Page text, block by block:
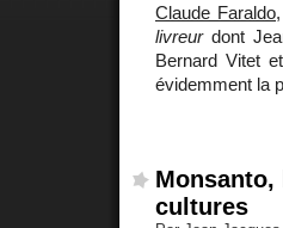
Claude Faraldo
livreurdont
Bernard Vitet
évidemment la
cultures